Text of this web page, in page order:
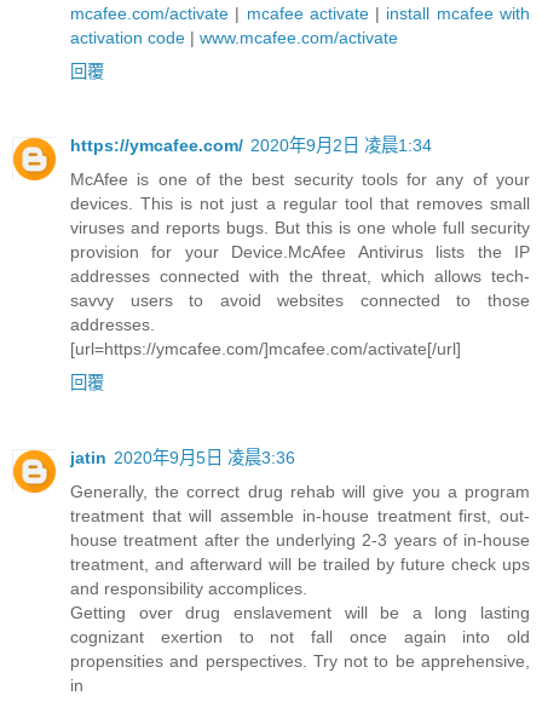
mcafee.com/activate | mcafee activate| install mcafee with
activation code | www.mcafee.com/activate
回覆
https://ymcafee.com/ 2020年9月2日 凌晨1:34
McAfee is one of the best security tools for any of your
devices. This is not just a regular tool that removes small
viruses and reports bugs. But this is one whole full security
provision for your Device.McAfee Antivirus lists the IP
addresses connected with the threat, which allows tech-
savvy users to avoid websites connected to those
addresses.
[url=https://ymcafee.com/]mcafee.com/activate[/url]
回覆
jatin 2020年9月5日 凌晨3:36
Generally, the correct drug rehab will give you a program
treatment that will assemble in-house treatment first, out-
house treatment after the underlying 2-3 years of in-house
treatment, and afterward will be trailed by future check ups
and responsibility accomplices.
Getting over drug enslavement will be a long lasting
cognizant exertion to not fall once again into old
propensities and perspectives. Try not to be apprehensive,
in